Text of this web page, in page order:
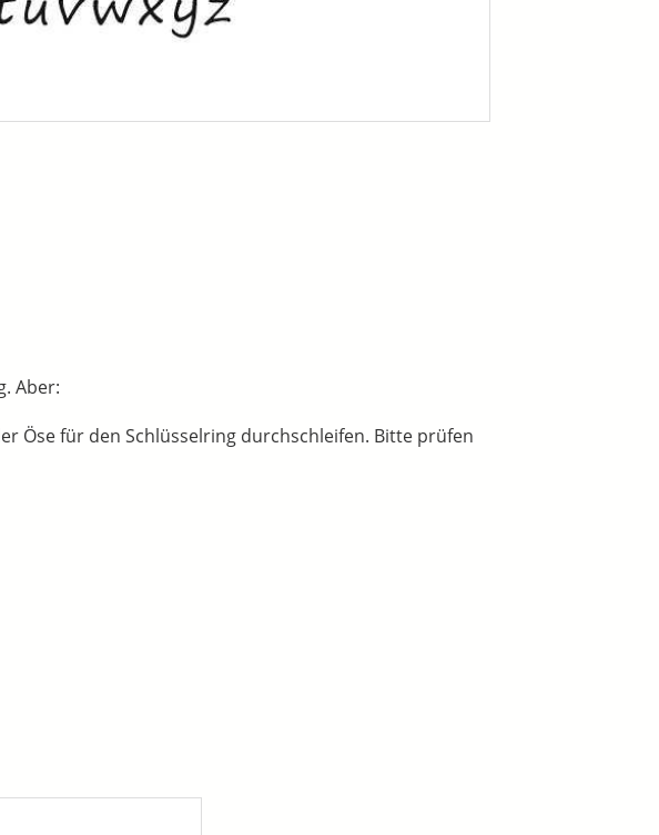
Aber:
Öse für den Schlüsselring durchschleifen. Bitte prüfen